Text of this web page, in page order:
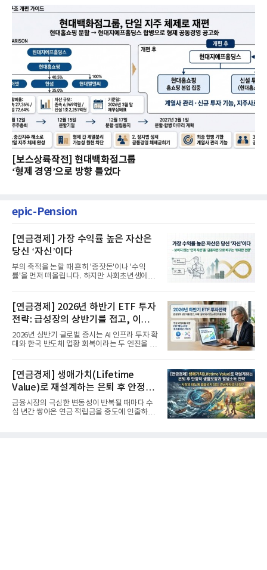
[보스상륙작전] 현대백화점그룹
‘형제 경영’으로 방향 틀었다
epic-Pension
[연금경제] 가장 수익률 높은 자산은
당신 ‘자신’이다
부의 축적을 논할 때 흔히 '종잣돈'이나 '수익
률'을 먼저 떠올립니다. 하지만 사회초년생에게
[연금경제] 2026년 하반기 ETF 투자
전략: 급성장의 상반기를 접고, 이제
'실적'이 가르는 하반기를 맞다
2026년 상반기 글로벌 증시는 AI 인프라 투자 확
대와 한국 반도체 업황 회복이라는 두 엔진을 달
[연금경제] 생애가치(Lifetime
Value)로 재설계하는 은퇴 후 안정적
생활보장과 평생소득 전략
금융시장의 극심한 변동성이 반복될 때마다 수
십 년간 쌓아온 연금 적립금을 중도에 인출하거